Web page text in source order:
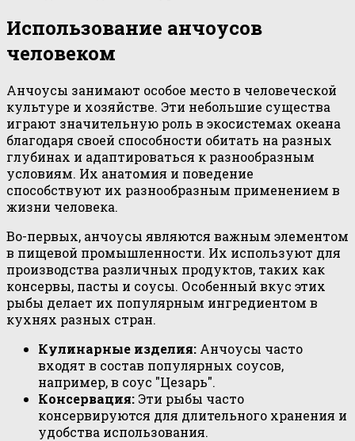
Использование анчоусов
человеком
Анчоусы занимают особое место в человеческой
культуре и хозяйстве. Эти небольшие существа
играют значительную роль в экосистемах океана
благодаря своей способности обитать на разных
глубинах и адаптироваться к разнообразным
условиям. Их анатомия и поведение
способствуют их разнообразным применением в
жизни человека.
Во-первых, анчоусы являются важным элементом
в пищевой промышленности. Их используют для
производства различных продуктов, таких как
консервы, пасты и соусы. Особенный вкус этих
рыбы делает их популярным ингредиентом в
кухнях разных стран.
Кулинарные изделия: Анчоусы часто
входят в состав популярных соусов,
например, в соус "Цезарь".
Консервация: Эти рыбы часто
консервируются для длительного хранения и
удобства использования.